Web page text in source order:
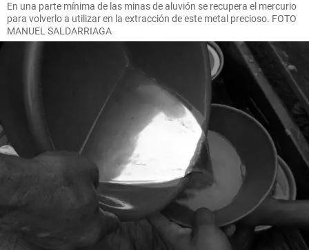
En una parte mínima de las minas de aluvión se recupera el mercurio
para volverlo a utilizar en la extracción de este metal precioso. FOTO
MANUEL SALDARRIAGA